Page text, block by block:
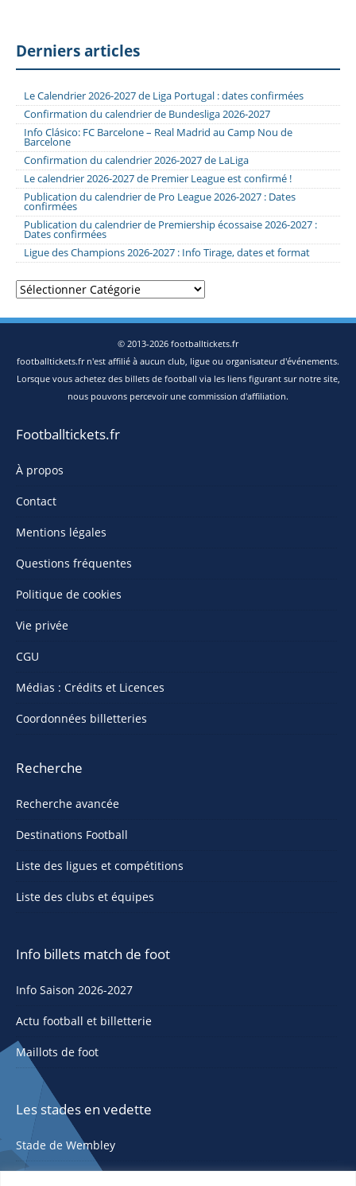
Derniers articles
Le Calendrier 2026-2027 de Liga Portugal : dates confirmées
Confirmation du calendrier de Bundesliga 2026-2027
Info Clásico: FC Barcelone – Real Madrid au Camp Nou de
Barcelone
Confirmation du calendrier 2026-2027 de LaLiga
Le calendrier 2026-2027 de Premier League est confirmé !
Publication du calendrier de Pro League 2026-2027 : Dates
confirmées
Publication du calendrier de Premiership écossaise 2026-2027 :
Dates confirmées
Ligue des Champions 2026-2027 : Info Tirage, dates et format
Catégories
© 2013-2026 footballtickets.fr
footballtickets.fr n'est affilié à aucun club, ligue ou organisateur d'événements.
Lorsque vous achetez des billets de football via les liens figurant sur notre site,
nous pouvons percevoir une commission d'affiliation.
Footballtickets.fr
À propos
Contact
Mentions légales
Questions fréquentes
Politique de cookies
Vie privée
CGU
Médias : Crédits et Licences
Coordonnées billetteries
Recherche
Recherche avancée
Destinations Football
Liste des ligues et compétitions
Liste des clubs et équipes
Info billets match de foot
Info Saison 2026-2027
Actu football et billetterie
Maillots de foot
Les stades en vedette
Stade de Wembley